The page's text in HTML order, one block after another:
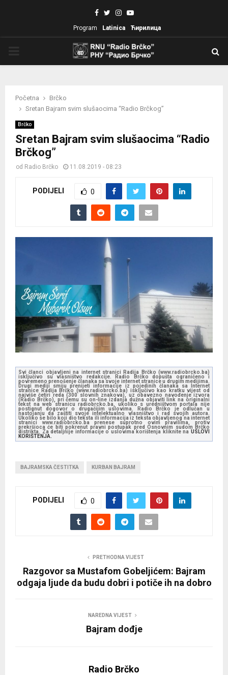
Facebook
TwitterInstagram
Youtube
Program Latinica Ћирилица
Početna
Brčko
Sretan Bajram svim slušaocima “Radio Brčkog”
Brčko
Sretan Bajram svim slušaocima “Radio
Brčkog”
od Radio Brčko 11.08.2019 - 08:23
PODIJELI 0
Svi članci objavljeni na internet stranici Radija Brčko (www.radiobrcko.ba)
isključivo su vlasništvo redakcije. Radio Brčko dopušta ograničeno i
povremeno prenošenje članaka sa svoje internet stranice u drugim medijima.
Drugi mediji smiju prenijeti informacije iz pojedinih članaka sa Internet
stranice Radija Brčko (www.radiobrcko.ba) isključivo kao kratku vijest od
najviše četiri reda (300 slovnih znakova), uz obavezno navođenje izvora
(Radio Brčko), pri čemu su on-line izdanja dužna objaviti link na originalni
tekst na web stranicu radiobrcko.ba, ukoliko s uredništvom portala nije
postignut dogovor o drugačijim uslovima. Radio Brčko je odlučan u
nastojanju da zaštiti svoje intelektualno vlasništvo i rad svojih autora.
Ukoliko se bilo koji dio teksta ili informacija iz teksta objavljenog na internet
stranici www.radiobrcko.ba prenese suprotno ovim pravilima, protiv
prekršioca će biti pokrenut pravni postupak pred Osnovnim sudom Brčko
distrikta. Za detaljnije informacije o uslovima korištenja kliknite na USLOVI
KORIŠTENJA.
BAJRAMSKA ČESTITKA KURBAN BAJRAM
PODIJELI 0
PRETHODNA VIJEST
Razgovor sa Mustafom Gobeljićem: Bajram
odgaja ljude da budu dobri i potiče ih na dobro
NAREDNA VIJEST
Bajram dođje
Radio Brčko